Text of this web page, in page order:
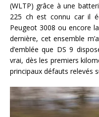
(WLTP) grâce à une
225 ch est connu car il
Peugeot 3008 ou encore
dernière, cet ensemble
d’emblée que DS 9
vrai, dès les premiers
principaux défauts relevés